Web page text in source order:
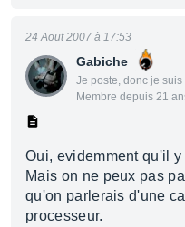
Gabiche
Je poste, donc je suis
Membre depuis 21
24 Aout 2007 à 17:53
Oui, evidemment qu'il
Mais on ne peux pas
qu'on parlerais d'une
processeur.